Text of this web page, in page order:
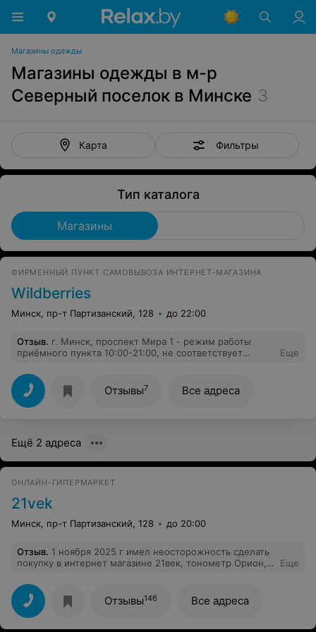
Магазины одежды
Магазины одежды в м-р
Северный поселок в Минске 3
Карта Фильтры
Тип каталога
Магазины
ФИРМЕННЫЙ ПУНКТ САМОВЫВОЗА ИНТЕРНЕТ-МАГАЗИНА
Wildberries
Минск, пр-т Партизанский, 128 до 22:00
Отзыв. г. Минск, проспект Мира 1 - режим работы
приёмного пункта 10:00-21:00, не соответствует
перерывы. Их начало, конец, продолжительность -
нигде не указаны. Работники просто говорят, что
выдавать товар не будут, и когда начнут работать не
понятно. Хотя бы вывешивали бумажку, когда начнут
Еще
Отзывы7 Все адреса
Ещё 2 адреса
ОНЛАЙН-ГИПЕРМАРКЕТ
21vek
Минск, пр-т Партизанский, 128 до 20:00
Отзыв. 1 ноября 2025 г имел неосторожность сделать
покупку в интернет магазине 21век, тонометр Орион,
следующий день. Приняли по описи и в течении
недели специалисты посмотрят и вернут деньги. Уже
прошло четыре недели.Сегодня уже 25 ноября.
Каждую неделю мне звонит или пишет новый
Еще
Отзывы146 Все адреса